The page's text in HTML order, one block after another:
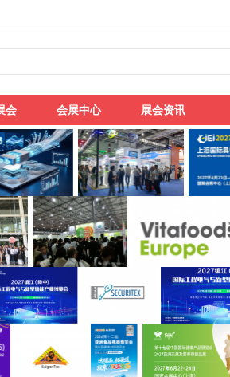
会 会展中心 展会资讯